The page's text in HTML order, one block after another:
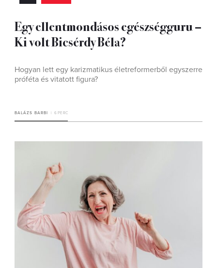
Egy ellentmondásos egészségguru –
Ki volt Bicsérdy Béla?
Hogyan lett egy karizmatikus életreformerből egyszerre
próféta és vitatott figura?
BALÁZS BARBI 6 PERC